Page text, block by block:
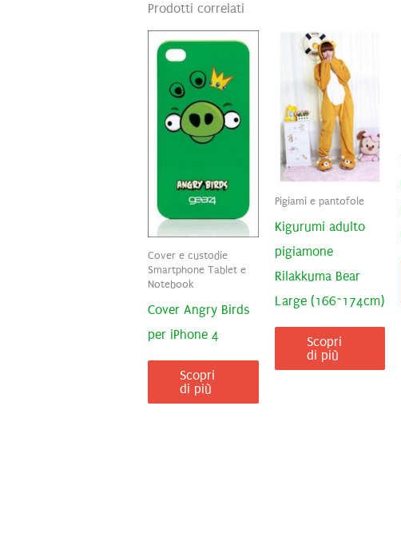
Prodotti correlati
Cover e custodie
Smartphone Tablet e
Notebook
Cover Angry Birds
per iPhone 4
Scopri
di più
Pigiami e pantofole
Kigurumi adulto
pigiamone
Rilakkuma Bear
Large (166~174cm)
Scopri
di più